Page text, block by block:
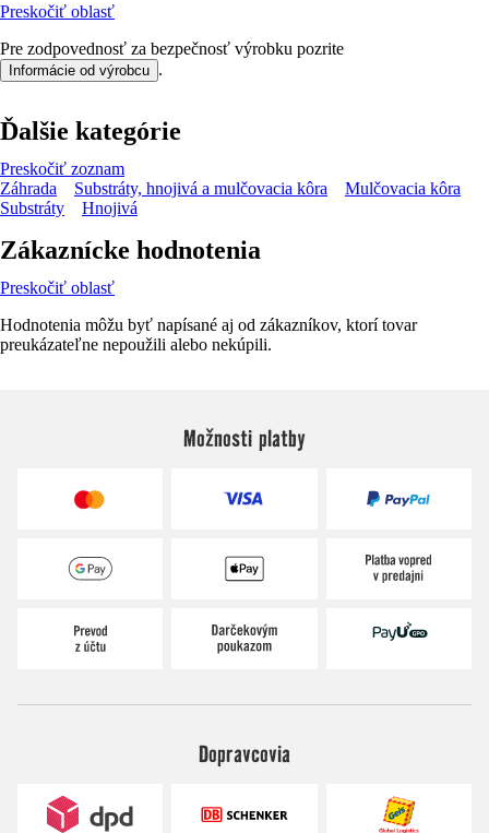
Preskočiť oblasť
Pre zodpovednosť za bezpečnosť výrobku pozrite
Informácie od výrobcu .
Ďalšie kategórie
Preskočiť zoznam
Záhrada
Substráty, hnojivá a mulčovacia kôra
Mulčovacia kôra
Substráty
Hnojivá
Zákaznícke hodnotenia
Preskočiť oblasť
Hodnotenia môžu byť napísané aj od zákazníkov, ktorí tovar
preukázateľne nepoužili alebo nekúpili.
Možnosti platby
Dopravcovia